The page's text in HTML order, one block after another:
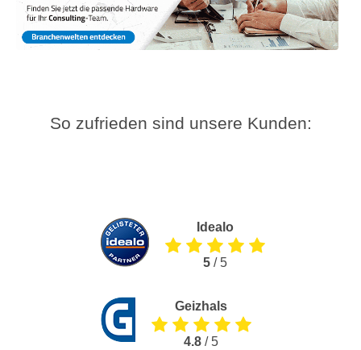
So zufrieden sind unsere Kunden:
Idealo
5/ 5
Geizhals
4.8 / 5